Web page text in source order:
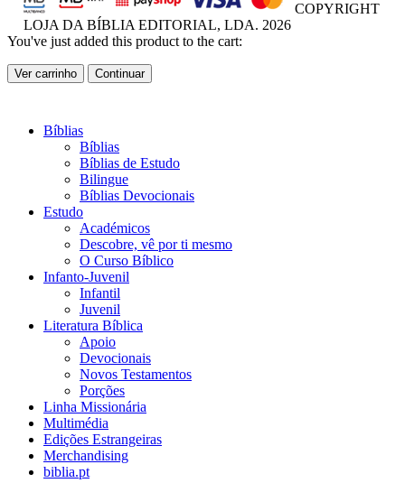
COPYRIGHT
LOJA DA BÍBLIA EDITORIAL, LDA. 2026
You've just added this product to the cart:
Ver carrinho Continuar
Bíblias
Bíblias
Bíblias de Estudo
Bilingue
Bíblias Devocionais
Estudo
Académicos
Descobre, vê por ti mesmo
O Curso Bíblico
Infanto-Juvenil
Infantil
Juvenil
Literatura Bíblica
Apoio
Devocionais
Novos Testamentos
Porções
Linha Missionária
Multimédia
Edições Estrangeiras
Merchandising
biblia.pt